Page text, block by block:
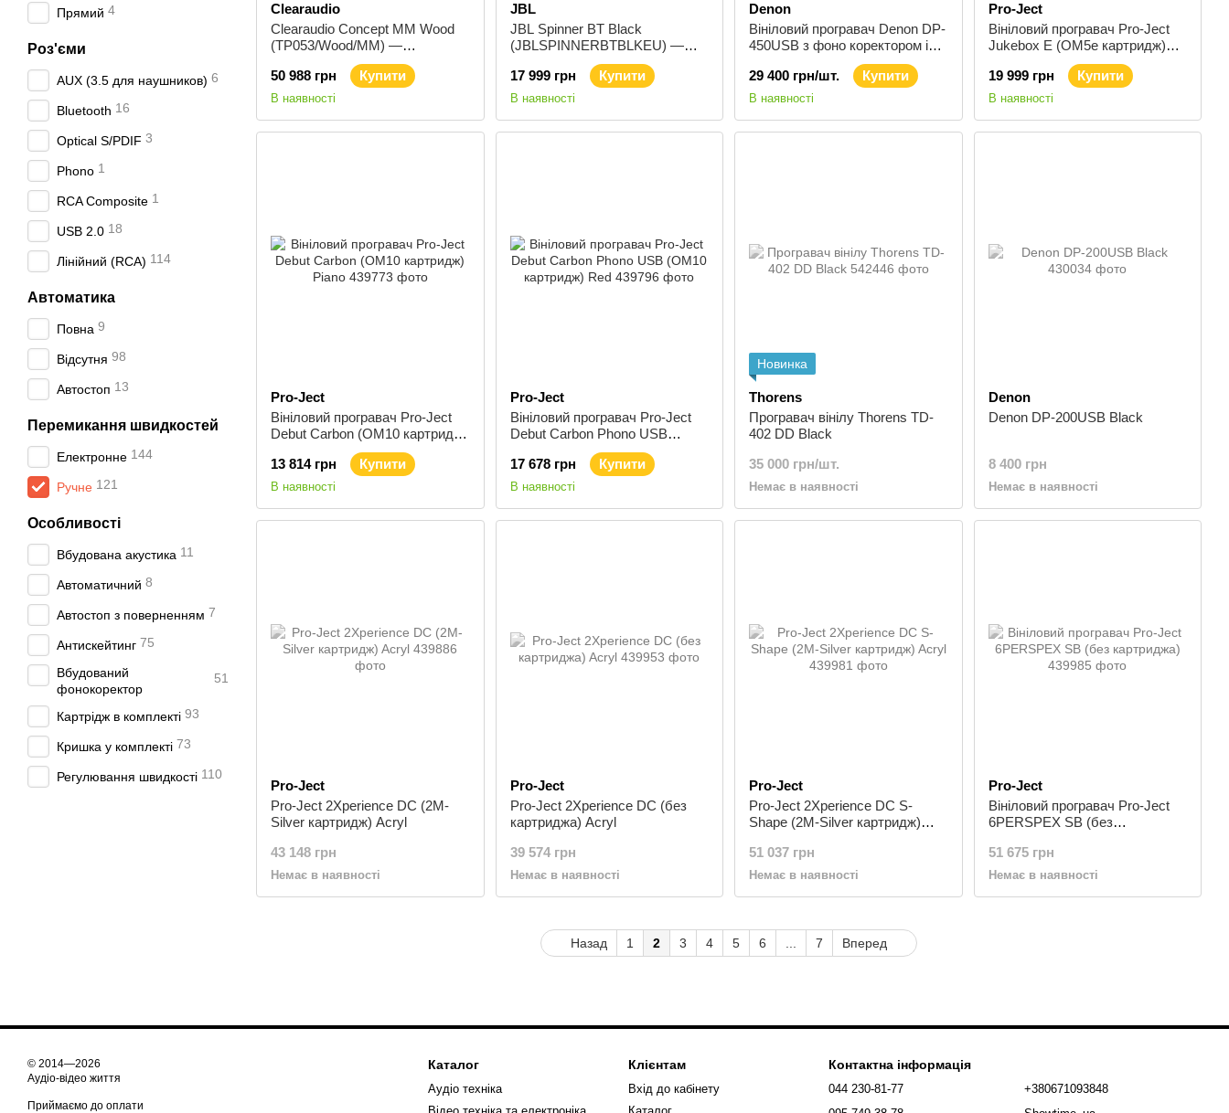
Clearaudio
Clearaudio Concept MM Wood
(TP053/Wood/MM) —
Програвач вінілових дисків
50 988 грн
Купити
В наявності
JBL
JBL Spinner BT Black
(JBLSPINNERBTBLKEU) —
Програвач вінілових платівок
17 999 грн
Купити
В наявності
Denon
Вініловий програвач Denon DP-
450USB з фоно коректором і
29 400 грн/шт.
Купити
В наявності
Pro-Ject
Вініловий програвач Pro-Ject
Jukebox E (OM5e картридж)
19 999 грн
Купити
В наявності
Pro-Ject
Вініловий програвач Pro-Ject
Debut Carbon (OM10 картридж)
13 814 грн
Купити
В наявності
Pro-Ject
Вініловий програвач Pro-Ject
Debut Carbon Phono USB
(OM10 картридж) Red
17 678 грн
Купити
В наявності
Новинка
Thorens
Програвач вінілу Thorens TD-
402 DD Black
35 000 грн/шт.
Немає в наявності
Denon
Denon DP-200USB Black
8 400 грн
Немає в наявності
Pro-Ject
Pro-Ject 2Xperience DC (2M-
Silver картридж) Acryl
43 148 грн
Немає в наявності
Pro-Ject
Pro-Ject 2Xperience DC (без
картриджа) Acryl
39 574 грн
Немає в наявності
Pro-Ject
Pro-Ject 2Xperience DC S-
Shape (2M-Silver картридж)
51 037 грн
Немає в наявності
Pro-Ject
Вініловий програвач Pro-Ject
6PERSPEX SB (без
51 675 грн
Немає в наявності
Назад 1 2 3 4 5 6 7 Вперед
Прямий 4
Роз'єми
AUX (3.5 для наушников) 6
Bluetooth 16
Optical S/PDIF 3
Phono 1
RCA Composite 1
USB 2.0 18
Лінійний (RCA) 114
Автоматика
Повна 9
Відсутня 98
Автостоп 13
Перемикання швидкостей
Електронне 144
Ручне 121
Особливості
Вбудована акустика 11
Автоматичний 8
Автостоп з поверненням 7
Антискейтинг 75
Вбудований
фонокоректор
51
Картрідж в комплекті 93
Кришка у комплекті 73
Регулювання швидкості 110
© 2014—2026
Аудіо-відео життя
Приймаємо до оплати
Каталог
Аудіо техніка
Клієнтам
Вхід до кабінету
Контактна інформація
044 230-81-77
+380671093848